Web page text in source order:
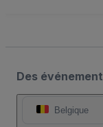
Des
Belgique